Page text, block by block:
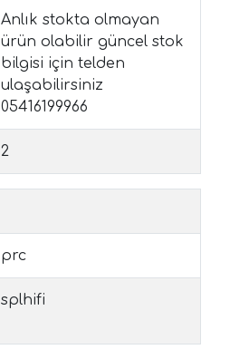
Anlık stokta olmayan
ürün olabilir güncel stok
bilgisi için telden
ulaşabilirsiniz
05416199966
2
prc
splhifi